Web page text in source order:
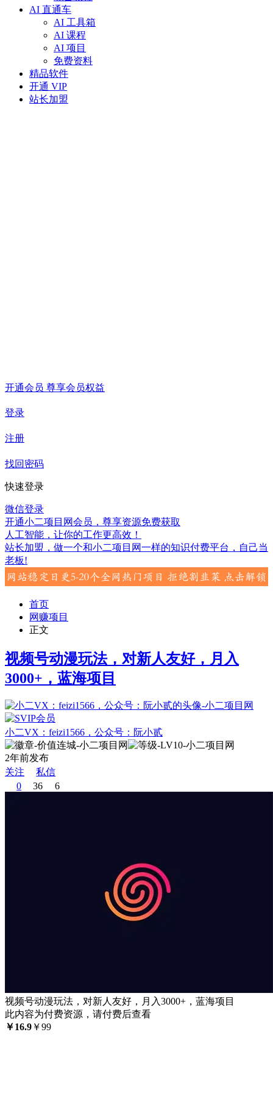
AI 直通车
AI 工具箱
AI 课程
AI 项目
免费资料
精品软件
开通 VIP
站长加盟
开通会员 尊享会员权益
登录
注册
找回密码
快速登录
微信登录
开通小二项目网会员，尊享资源免费获取
人工智能，让你的工作更高效！
站长加盟，做一个和小二项目网一样的知识付费平台，自己当
老板!
首页
网赚项目
正文
视频号动漫玩法，对新人友好，月入
3000+，蓝海项目
小二VX：feizi1566，公众号：阮小贰
2年前发布
关注
私信
0
36 6
视频号动漫玩法，对新人友好，月入3000+，蓝海项目
此内容为付费资源，请付费后查看
￥16.9 ￥99